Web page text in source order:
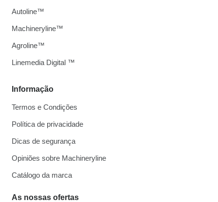
Informação
Termos e Condições
Política de privacidade
Dicas de segurança
Opiniões sobre Machineryline
Catálogo da marca
As nossas ofertas
Autoline™
Machineryline™
Agroline™
Linemedia Digital ™